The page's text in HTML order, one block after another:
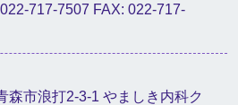
717-7507 FAX: 022-717-
森市浪打2-3-1 やましき内科ク